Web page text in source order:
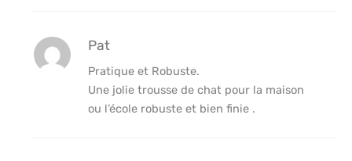
Pat
Pratique et Robuste.
Une jolie trousse de chat pour la maison
ou l’école robuste et bien finie .